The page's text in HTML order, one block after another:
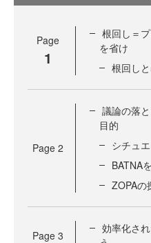
Page
1
根回し＝
を省け
根回し
Page 2
議論の落
目的
シチュ
BATNA
ZOPAの
Page 3
効率化さ